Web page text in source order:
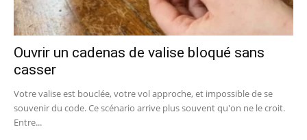
Ouvrir un cadenas de valise bloqué sans
casser
Votre valise est bouclée, votre vol approche, et impossible de se
souvenir du code. Ce scénario arrive plus souvent qu'on ne le croit.
Entre...